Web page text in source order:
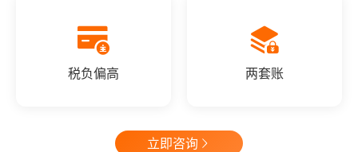
税负偏高 两套账
立即咨询